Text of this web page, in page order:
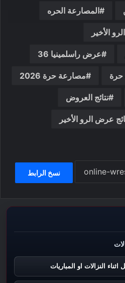
المصارعة الحره
الأخير
عرض راسلمينيا 36
مصارعة حرة 2026
نتائج العروض
عرض الرو الأخير
نسخ الرابط
النزالات او المباريات